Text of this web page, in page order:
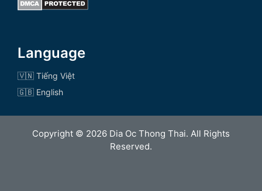
Language
🇻🇳 Tiếng Việt
🇬🇧 English
Copyright © 2026 Dia Oc Thong Thai. All Rights
Reserved.